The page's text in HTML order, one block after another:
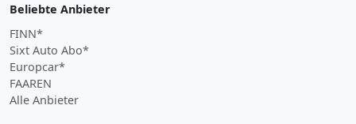
Beliebte Anbieter
FINN*
Sixt Auto Abo*
Europcar*
FAAREN
Alle Anbieter